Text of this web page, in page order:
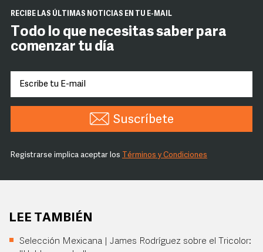
RECIBE LAS ÚLTIMAS NOTICIAS EN TU E-MAIL
Todo lo que necesitas saber para
comenzar tu día
Suscríbete
Registrarse implica aceptar los Términos y Condiciones
LEE TAMBIÉN
Selección Mexicana | James Rodríguez sobre el Tricolor: